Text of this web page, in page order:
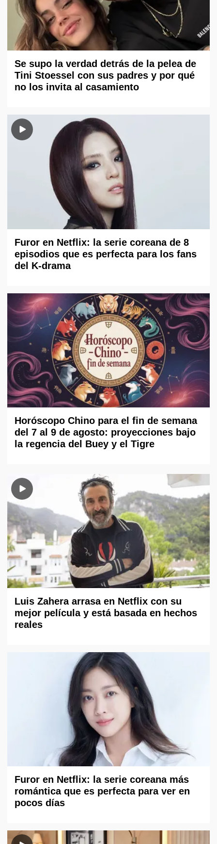
Se supo la verdad detrás de la pelea de
Tini Stoessel con sus padres y por qué
no los invita al casamiento
Furor en Netflix: la serie coreana de 8
episodios que es perfecta para los fans
del K-drama
Horóscopo Chino para el fin de semana
del 7 al 9 de agosto: proyecciones bajo
la regencia del Buey y el Tigre
Luis Zahera arrasa en Netflix con su
mejor película y está basada en hechos
reales
Furor en Netflix: la serie coreana más
romántica que es perfecta para ver en
pocos días